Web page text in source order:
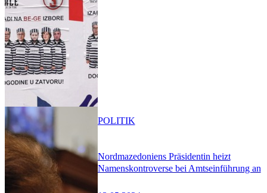
Nordmazedoniens Präsidentin heizt
Namenskontroverse bei Amtseinführung an
POLITIK